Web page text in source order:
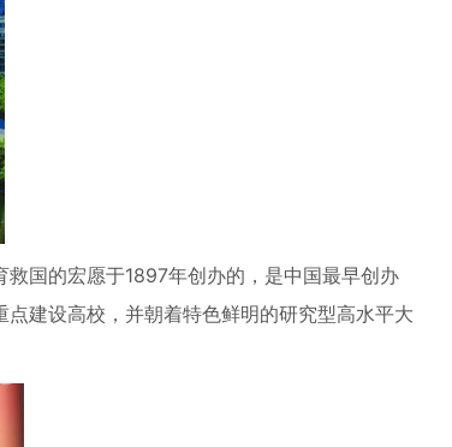
国的宏愿于1897年创办的，是中国最早创办
建设高校，并朝着特色鲜明的研究型高水平大